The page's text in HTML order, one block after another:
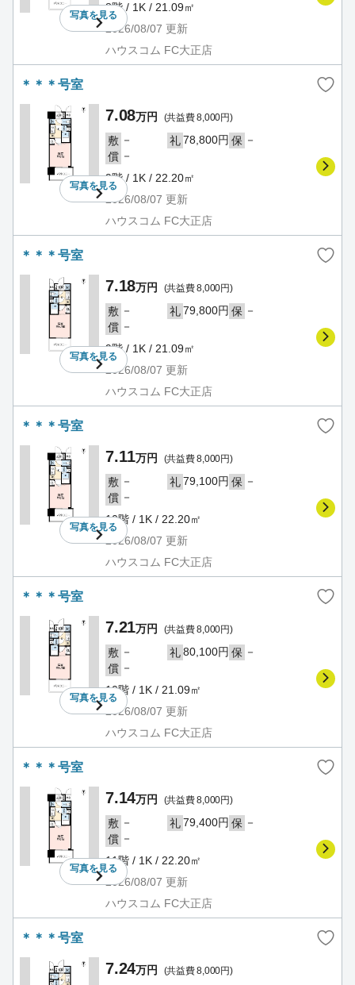
写真を見る
8階 / 1K / 21.09㎡
2026/08/07 更新
ハウスコム FC大正店
＊＊＊号室
写真を見る
7.08万円 (共益費 8,000円)
敷 － 礼78,800円 保 －
償 －
9階 / 1K / 22.20㎡
2026/08/07 更新
ハウスコム FC大正店
＊＊＊号室
写真を見る
7.18万円 (共益費 8,000円)
敷 － 礼79,800円 保 －
償 －
9階 / 1K / 21.09㎡
2026/08/07 更新
ハウスコム FC大正店
＊＊＊号室
写真を見る
7.11万円 (共益費 8,000円)
敷 － 礼79,100円 保 －
償 －
10階 / 1K / 22.20㎡
2026/08/07 更新
ハウスコム FC大正店
＊＊＊号室
写真を見る
7.21万円 (共益費 8,000円)
敷 － 礼80,100円 保 －
償 －
10階 / 1K / 21.09㎡
2026/08/07 更新
ハウスコム FC大正店
＊＊＊号室
写真を見る
7.14万円 (共益費 8,000円)
敷 － 礼79,400円 保 －
償 －
11階 / 1K / 22.20㎡
2026/08/07 更新
ハウスコム FC大正店
＊＊＊号室
7.24万円 (共益費 8,000円)